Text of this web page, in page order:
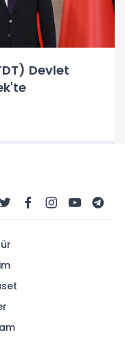
Devlet